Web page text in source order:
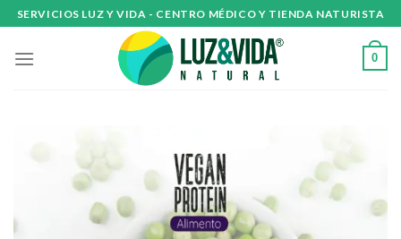
Skip
to
content
SERVICIOS LUZ Y VIDA - CENTRO MÉDICO Y TIENDA NATURISTA
0